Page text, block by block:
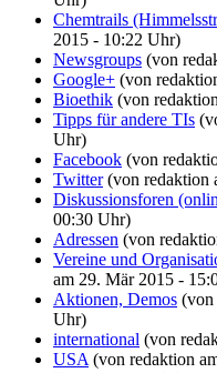
Chemtrails
2015 - 10:22 Uhr)
Newsgroups (von
Google+ (von
Bioethik (von
Tipps für andere TIs
Uhr)
Facebook (von
Twitter(von redaktion
Diskussionsforen
00:30 Uhr)
Adressen (von
Vereine und
am 29. Mär 2015 -
Aktionen, Demos (von
Uhr)
international (von
USA (von redaktion